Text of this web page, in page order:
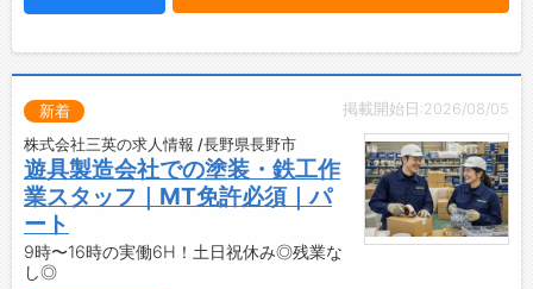
制服貸与・休憩室・駐車場完備で働きやすい環
☆----------------------------------------
有給休暇は1時間分、2時間分と時間単位でも取
得できます◎
☆----------------------------------------
◆給与前払い制度あり！
掲載開始日:2026/08/05
新着
株式会社三英の求人情報 /長野県長野市
遊具製造会社での塗装・鉄工作
業スタッフ｜MT免許必須｜パ
ート
9時〜16時の実働6H！土日祝休み◎残業な
し◎